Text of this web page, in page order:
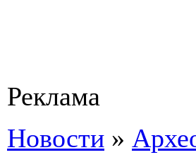
Реклама
Новости »